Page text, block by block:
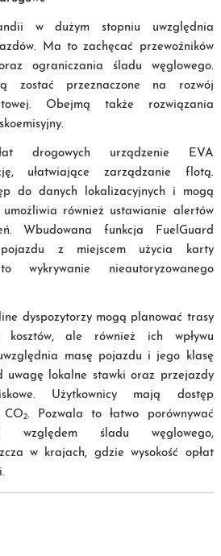
w dużym stopniu uwzględnia
Ma to zachęcać przewoźników
ograniczania śladu węglowego.
zostać przeznaczone na rozwój
Obejmą także rozwiązania
drogowych urządzenie EVA
ułatwiające zarządzanie flotą.
do danych lokalizacyjnych i mogą
również ustawianie alertów
Wbudowana funkcja FuelGuard
pojazdu z miejscem użycia karty
wykrywanie nieautoryzowanego
dyspozytorzy mogą planować trasy
ale również ich wpływu
masę pojazdu i jego klasę
uwagę lokalne stawki oraz przejazdy
Użytkownicy mają dostęp
Pozwala to łatwo porównywać
śladu węglowego,
w krajach, gdzie wysokość opłat